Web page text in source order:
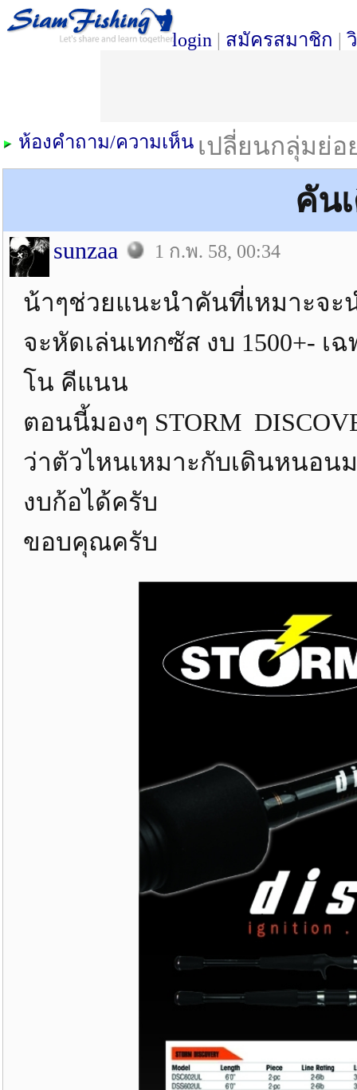
login | สมัครสมาชิก |
เปลี่ยนกลุ่มย่
ห้องคำถาม/ความเห็น
คัน
sunzaa 1 ก.พ. 58, 00:34
น้าๆช่วยแนะนำคันที่เหมาะจ
จะหัดเล่นเทกซัส งบ 1500+-
โน คีแนน
ตอนนี้มองๆ STORM
ว่าตัวไหนเหมาะกับเดินหนอ
งบก้อได้ครับ
ขอบคุณครับ